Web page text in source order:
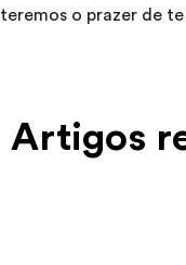
teremos o prazer de
Artigos